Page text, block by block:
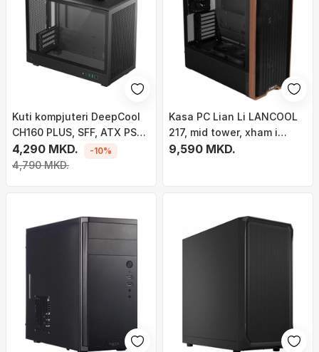
Kuti kompjuteri DeepCool
CH160 PLUS, SFF, ATX PSU,
e zezë
4,290 MKD.
4,790 MKD.
-10%
Kasa PC Lian Li LANCOOL
217, mid tower, xham i
temperuar, e zezë
9,590 MKD.